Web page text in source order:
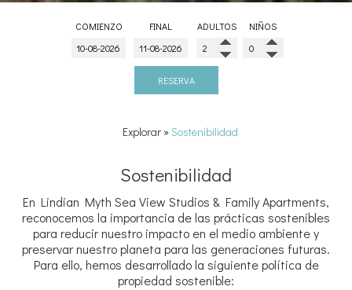
COMIENZO FINAL ADULTOS NIÑOS
RESERVA
Explorar »Sostenibilidad
Sostenibilidad
En Lindian Myth Sea View Studios & Family Apartments,
reconocemos la importancia de las prácticas sostenibles
para reducir nuestro impacto en el medio ambiente y
preservar nuestro planeta para las generaciones futuras.
Para ello, hemos desarrollado la siguiente política de
propiedad sostenible: